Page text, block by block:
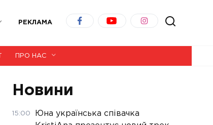
РЕКЛАМА
ПРО НАС
Новини
15:00
Юна українська співачка